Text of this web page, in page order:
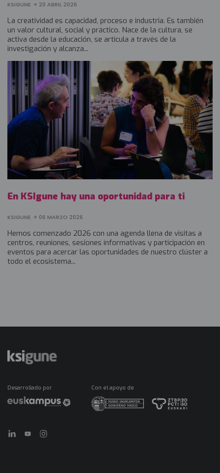
KSIGUNE 20 ABRIL 2026
La creatividad es capacidad, proceso e industria. Es también
un valor cultural, social y práctico. Nace de la cultura, se
activa desde la educación, se articula a través de la
investigación y alcanza...
En KSIgune hay una oportunidad para ti
KSIGUNE 06 MARZO 2026
Hemos comenzado 2026 con una agenda llena de visitas a
centros, reuniones, sesiones informativas y participación en
eventos para acercar las oportunidades de nuestro clúster a
todo el ecosistema...
Desarrollado por Con el apoyo de